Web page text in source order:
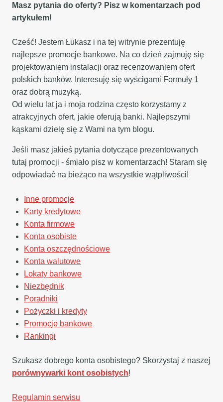
Masz pytania do oferty? Pisz w komentarzach pod
artykułem!
Cześć! Jestem Łukasz i na tej witrynie prezentuję
najlepsze promocje bankowe. Na co dzień zajmuję się
projektowaniem instalacji oraz recenzowaniem ofert
polskich banków. Interesuję się wyścigami Formuły 1
oraz dobrą muzyką.
Od wielu lat ja i moja rodzina często korzystamy z
atrakcyjnych ofert, jakie oferują banki. Najlepszymi
kąskami dzielę się z Wami na tym blogu.
Jeśli masz jakieś pytania dotyczące prezentowanych
tutaj promocji - śmiało pisz w komentarzach! Staram się
odpowiadać na bieżąco na wszystkie wątpliwości!
Inne promocje
Karty kredytowe
Konta firmowe
Konta osobiste
Konta oszczędnościowe
Konta walutowe
Lokaty bankowe
Niezbędnik
Poradniki
Pożyczki i kredyty
Promocje bankowe
Rankingi
Szukasz dobrego konta osobistego? Skorzystaj z naszej
porównywarki kont osobistych!
Regulamin serwisu